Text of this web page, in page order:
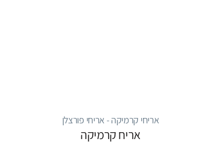
אריחי קרמיקה - אריחי פורצלן
אריח קרמיקה